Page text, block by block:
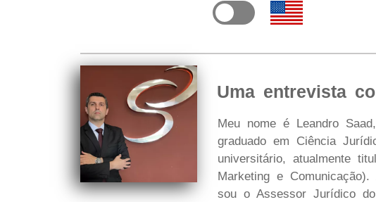
Uma entrevista
Meu nome é Leandro
graduado em Ciência
universitário, atualmente
Marketing e
sou o Assessor Jurídico